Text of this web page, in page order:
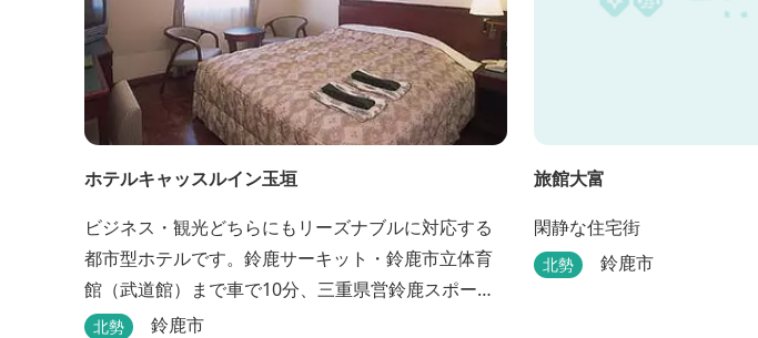
ホテルキャッスルイン玉垣
ビジネス・観光どちらにもリーズナブルに対応する
都市型ホテルです。鈴鹿サーキット・鈴鹿市立体育
館（武道館）まで車で10分、三重県営鈴鹿スポーツ
ガーデンまで車で15分の好立地！！ さらに、全檜造
北勢 鈴鹿市
旅館大富
閑静な住宅街
北勢 鈴鹿市